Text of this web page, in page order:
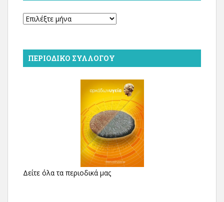
Αρχείο
ΠΕΡΙΟΔΙΚΌ ΣΥΛΛΌΓΟΥ
Δείτε όλα τα περιοδικά μας